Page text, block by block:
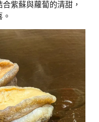
紫蘇與蘿蔔的清甜，